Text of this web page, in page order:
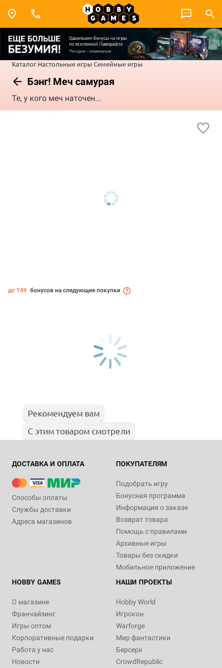
Каталог Настольные игры Семейные игры
Бэнг! Меч самурая
Те, у кого меч наточен...
до 149 бонусов на следующие покупки
Рекомендуем вам
С этим товаром смотрели
ДОСТАВКА И ОПЛАТА
Способы оплаты
Службы доставки
Адреса магазинов
ПОКУПАТЕЛЯМ
Подобрать игру
Бонусная программа
Информация о заказе
Возврат товара
Помощь с правилами
Архивные игры
Товары без скидки
Мобильное приложение
HOBBY GAMES
О магазине
Франчайзинг
Игры оптом
Корпоративные подарки
Работа у нас
Новости
НАШИ ПРОЕКТЫ
Hobby World
Игрокон
Warforge
Мир фантастики
Берсерк
CrowdRepublic